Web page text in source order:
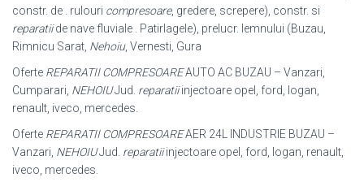
constr. de . rulouri compresoare, gredere, screpere), constr. si
reparatiide nave fluviale . Patirlagele), prelucr. lemnului (Buzau,
Rimnicu Sarat, Nehoiu, Vernesti, Gura
Oferte REPARATII COMPRESOAREAUTO AC BUZAU – Vanzari,
Cumparari, NEHOIUJud. reparatiiinjectoare opel, ford, logan,
renault, iveco, mercedes.
Oferte REPARATII COMPRESOAREAER 24L INDUSTRIE BUZAU –
Vanzari, NEHOIUJud. reparatiiinjectoare opel, ford, logan, renault,
iveco, mercedes.